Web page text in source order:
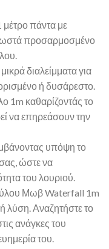
μέτρο πάντα με
προσαρμοσμένο
διαλείμματα για
ή δυσάρεστο.
1m καθαρίζοντάς το
να επηρεάσουν την
υπόψη το
ώστε να
του λουριού.
Μωβ Waterfall 1m
λύση. Αναζητήστε το
ανάγκες του
του.